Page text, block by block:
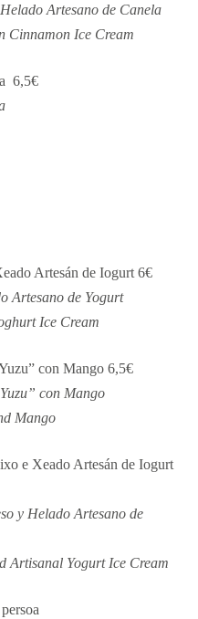
Artesano de Canela
Cinnamon Ice Cream
6,5€
Artesán de Iogurt 6€
Artesano de Yogurt
Ice Cream
con Mango 6,5€
con Mango
Mango
e Xeado Artesán de Iogurt
y Helado Artesano de
Artisanal Yogurt Ice Cream